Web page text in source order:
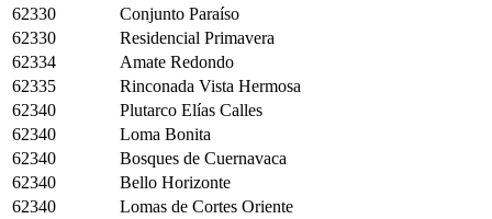
62330
Conjunto Paraíso
62330
Residencial Primavera
62334
Amate Redondo
62335
Rinconada Vista Hermosa
62340
Plutarco Elías Calles
62340
Loma Bonita
62340
Bosques de Cuernavaca
62340
Bello Horizonte
62340
Lomas de Cortes Oriente